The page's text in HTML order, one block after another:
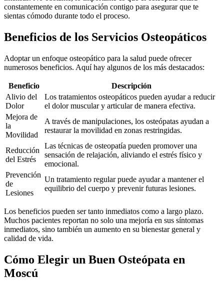
constantemente en comunicación contigo para asegurar que te
sientas cómodo durante todo el proceso.
Beneficios de los Servicios Osteopáticos
Adoptar un enfoque osteopático para la salud puede ofrecer
numerosos beneficios. Aquí hay algunos de los más destacados:
Beneficio
Descripción
Alivio del
Dolor
Los tratamientos osteopáticos pueden ayudar a reducir
el dolor muscular y articular de manera efectiva.
Mejora de
la
Movilidad
A través de manipulaciones, los osteópatas ayudan a
restaurar la movilidad en zonas restringidas.
Reducción
del Estrés
Las técnicas de osteopatía pueden promover una
sensación de relajación, aliviando el estrés físico y
emocional.
Prevención
de
Lesiones
Un tratamiento regular puede ayudar a mantener el
equilibrio del cuerpo y prevenir futuras lesiones.
Los beneficios pueden ser tanto inmediatos como a largo plazo.
Muchos pacientes reportan no solo una mejoría en sus síntomas
inmediatos, sino también un aumento en su bienestar general y
calidad de vida.
Cómo Elegir un Buen Osteópata en
Moscú